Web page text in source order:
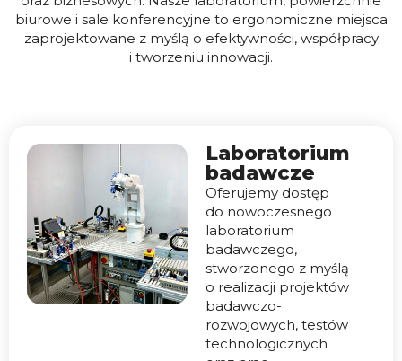
biurowe i sale konferencyjne to ergonomiczne miejsca
zaprojektowane z myślą o efektywności, współpracy
i tworzeniu innowacji.
Laboratorium
badawcze
Oferujemy dostęp
do nowoczesnego
laboratorium
badawczego,
stworzonego z myślą
o realizacji projektów
badawczo-
rozwojowych, testów
technologicznych